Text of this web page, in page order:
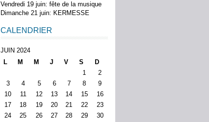
Vendredi 19 juin: fête de la musique
Dimanche 21 juin: KERMESSE
CALENDRIER
JUIN 2024
L
M M J V S D
1
2
3
4 5 6 7 8
9
10
11 12 13 14 15
16
17
18 19 20 21 22
23
24
25 26 27 28 29 30